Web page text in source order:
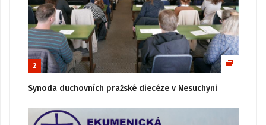
2
Synoda duchovních pražské diecéze v Nesuchyni